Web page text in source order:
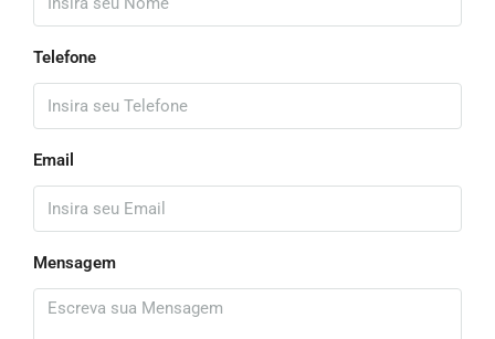
Telefone
Email
Mensagem